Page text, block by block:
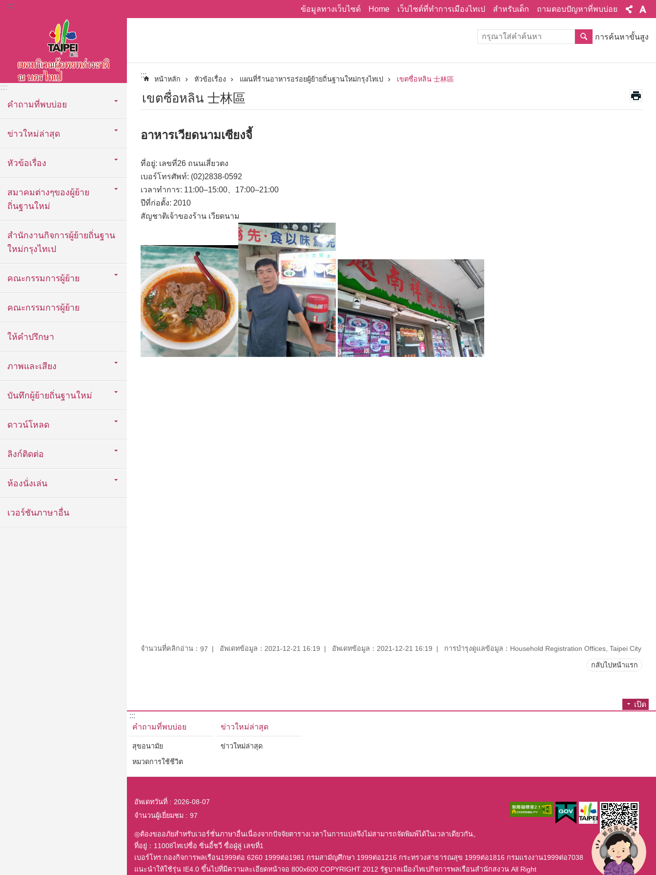
ข้ามไปที่บล็อกเนื้อหาหลัก
::: ข้อมูลทางเว็บไซด์ Home เว็บไซต์ที่ทำการเมืองไทเป สำหรับเด็ก ถามตอบปัญหาที่พบบ่อย
:::
คำถามที่พบบ่อย
ข่าวใหม่ล่าสุด
หัวข้อเรื่อง
สมาคมต่างๆของผู้ย้าย
ถิ่นฐานใหม่
สำนักงานกิจการผู้ย้ายถิ่นฐาน
ใหม่กรุงไทเป
คณะกรรมการผู้ย้าย
คณะกรรมการผู้ย้าย
ให้คำปรึกษา
ภาพและเสียง
บันทึกผู้ย้ายถิ่นฐานใหม่
ดาวน์โหลด
ลิงก์ติดต่อ
ห้องนั่งเล่น
เวอร์ชันภาษาอื่น
การค้นหาขั้นสูง
::: หน้าหลัก หัวข้อเรื่อง แผนที่ร้านอาหารอร่อยผู้ย้ายถิ่นฐานใหม่กรุงไทเป เขตซื่อหลิน 士林區
เขตซื่อหลิน 士林區
อาหารเวียดนามเซียงจี้
ที่อยู่: เลขที่26 ถนนเสี่ยวตง
เบอร์โทรศัพท์: (02)2838-0592
เวลาทำการ: 11:00–15:00、17:00–21:00
ปีที่ก่อตั้ง: 2010
สัญชาติเจ้าของร้าน เวียดนาม
จำนวนที่คลิกอ่าน： 97 อัพเดทข้อมูล：2021-12-21 16:19 อัพเดทข้อมูล：2021-12-21 16:19 การบำรุงดูแลข้อมูล：Household Registration Offices, Taipei City
กลับไปหน้าแรก
เปิด
:::
คำถามที่พบบ่อย
สุขอนามัย
หมวดการใช้ชีวิต
ข่าวใหม่ล่าสุด
ข่าวใหม่ล่าสุด
อัพเดทวันที่
2026-08-07
จำนวนผู้เยี่ยมชม
97
◎ต้องขออภัยสำหรับเวอร์ชั่นภาษาอื่นเนื่องจากปัจจัยตารางเวลาในการแปลจึงไม่สามารถจัดพิมพ์ได้ในเวลาเดียวกัน。
ที่อยู่：11008ไทเปซื่อ ซิ่นอี้ชวี ซื่อฝู่ลู่ เลขที่1
เบอร์โทร:กองกิจการพลเรือน1999ต่อ 6260 1999ต่อ1981 กรมสามัญศึกษา 1999ต่อ1216 กระทรวงสาธารณสุข 1999ต่อ1816 กรมแรงงาน1999ต่อ7038
แนะนำให้ใช้รุ่น IE4.0 ขึ้นไปที่มีความละเอียดหน้าจอ 800x600 COPYRIGHT 2012 รัฐบาลเมืองไทเปกิจการพลเรือนสำนักสงวน All Right